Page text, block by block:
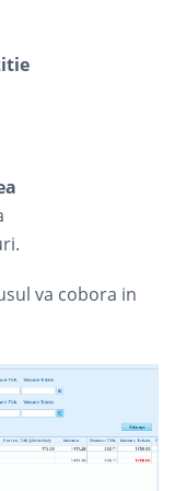
va cobora in